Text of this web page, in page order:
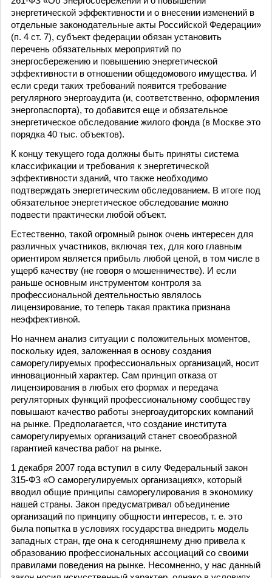
энергетической эффективности и о внесении изменений в
отдельные законодательные акты Российской Федерации»
(п. 4 ст. 7), субъект федерации обязан установить
перечень обязательных мероприятий по
энергосбережению и повышению энергетической
эффективности в отношении общедомового имущества. И
если среди таких требований появится требование
регулярного энергоаудита (и, соответственно, оформления
энергопаспорта), то добавится еще и обязательное
энергетическое обследование жилого фонда (в Москве это
порядка 40 тыс. объектов).
К концу текущего года должны быть приняты система
классификации и требования к энергетической
эффективности зданий, что также необходимо
подтверждать энергетическим обследованием. В итоге под
обязательное энергетическое обследование можно
подвести практически любой объект.
Естественно, такой огромный рынок очень интересен для
различных участников, включая тех, для кого главным
ориентиром является прибыль любой ценой, в том числе в
ущерб качеству (не говоря о мошенничестве). И если
раньше основным инструментом контроля за
профессиональной деятельностью являлось
лицензирование, то теперь такая практика признана
неэффективной.
Но начнем анализ ситуации с положительных моментов,
поскольку идея, заложенная в основу создания
саморегулируемых профессиональных организаций, носит
инновационный характер. Сам принцип отказа от
лицензирования в любых его формах и передача
регуляторных функций профессиональному сообществу
повышают качество работы энергоаудиторских компаний
на рынке. Предполагается, что создание института
саморегулируемых организаций станет своеобразной
гарантией качества работ на рынке.
1 декабря 2007 года вступил в силу Федеральный закон
315-ФЗ «О саморегулируемых организациях», который
вводил общие принципы саморегулирования в экономику
нашей страны. Закон предусматривал объединение
организаций по принципу общности интересов, т. е. это
была попытка в условиях государства внедрить модель
западных стран, где она к сегодняшнему дню привела к
образованию профессиональных ассоциаций со своими
правилами поведения на рынке. Несомненно, у нас данный